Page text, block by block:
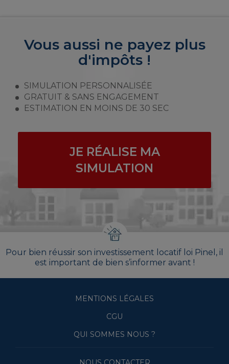
Vous aussi ne payez plus
d'impôts !
SIMULATION PERSONNALISÉE
GRATUIT & SANS ENGAGEMENT
ESTIMATION EN MOINS DE 30 SEC
JE RÉALISE MA
SIMULATION
Pour bien réussir son investissement locatif loi Pinel, il
est important de bien s’informer avant !
MENTIONS LÉGALES
CGU
QUI SOMMES NOUS ?